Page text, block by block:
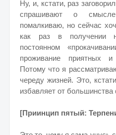
Ну, и, кстати, раз
спрашивают о
помалкиваю, но сейчас
как раз в получении
постоянном
проживание приятных и
Потому что я
череду жизней. Это,
избавляет от большинства
[Приинцип пятый: